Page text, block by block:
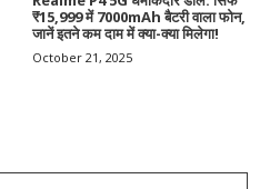
₹15,999 में 7000mAh बैटरी वाला फोन,
जानें इतने कम दाम में क्या-क्या मिलेगा!
October 21, 2025